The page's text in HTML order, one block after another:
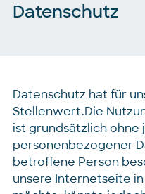
Datenschutz
Datenschutz hat für
Stellenwert.Die
ist grundsätzlich ohne
personenbezogener
betroffene Person
unsere Internetseite